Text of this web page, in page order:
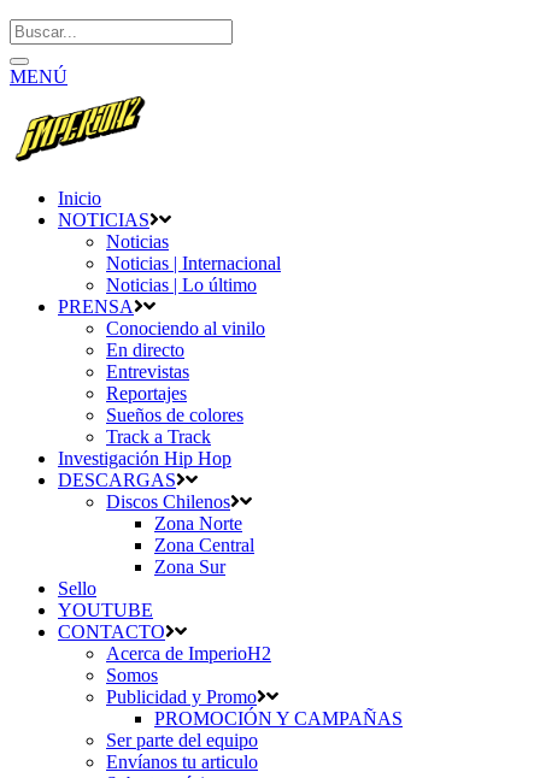
MENÚ
Inicio
NOTICIAS
Noticias
Noticias | Internacional
Noticias | Lo último
PRENSA
Conociendo al vinilo
En directo
Entrevistas
Reportajes
Sueños de colores
Track a Track
Investigación Hip Hop
DESCARGAS
Discos Chilenos
Zona Norte
Zona Central
Zona Sur
Sello
YOUTUBE
CONTACTO
Acerca de ImperioH2
Somos
Publicidad y Promo
PROMOCIÓN Y CAMPAÑAS
Ser parte del equipo
Envíanos tu articulo